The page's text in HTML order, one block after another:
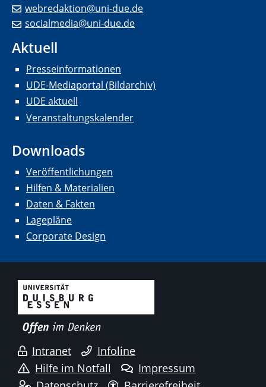
webredaktion@uni-due.de
socialmedia@uni-due.de
Aktuell
Presseinformationen
UDE-Mediaportal (Bildarchiv)
UDE aktuell
Veranstaltungskalender
Downloads
Veröffentlichungen
Hilfen & Materialien
Daten & Fakten
Lagepläne
Corporate Design
Intranet
Infoline
Hilfe im Notfall
Impressum